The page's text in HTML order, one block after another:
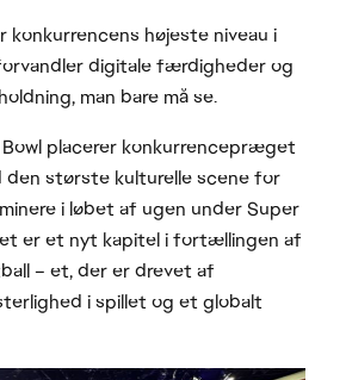
højeste niveau i
digitale færdigheder og
man bare må se.
placerer konkurrencepræget
den største kulturelle scene for
i løbet af ugen under Super
er et nyt kapitel i fortællingen af
– et, der er drevet af
i spillet og et globalt